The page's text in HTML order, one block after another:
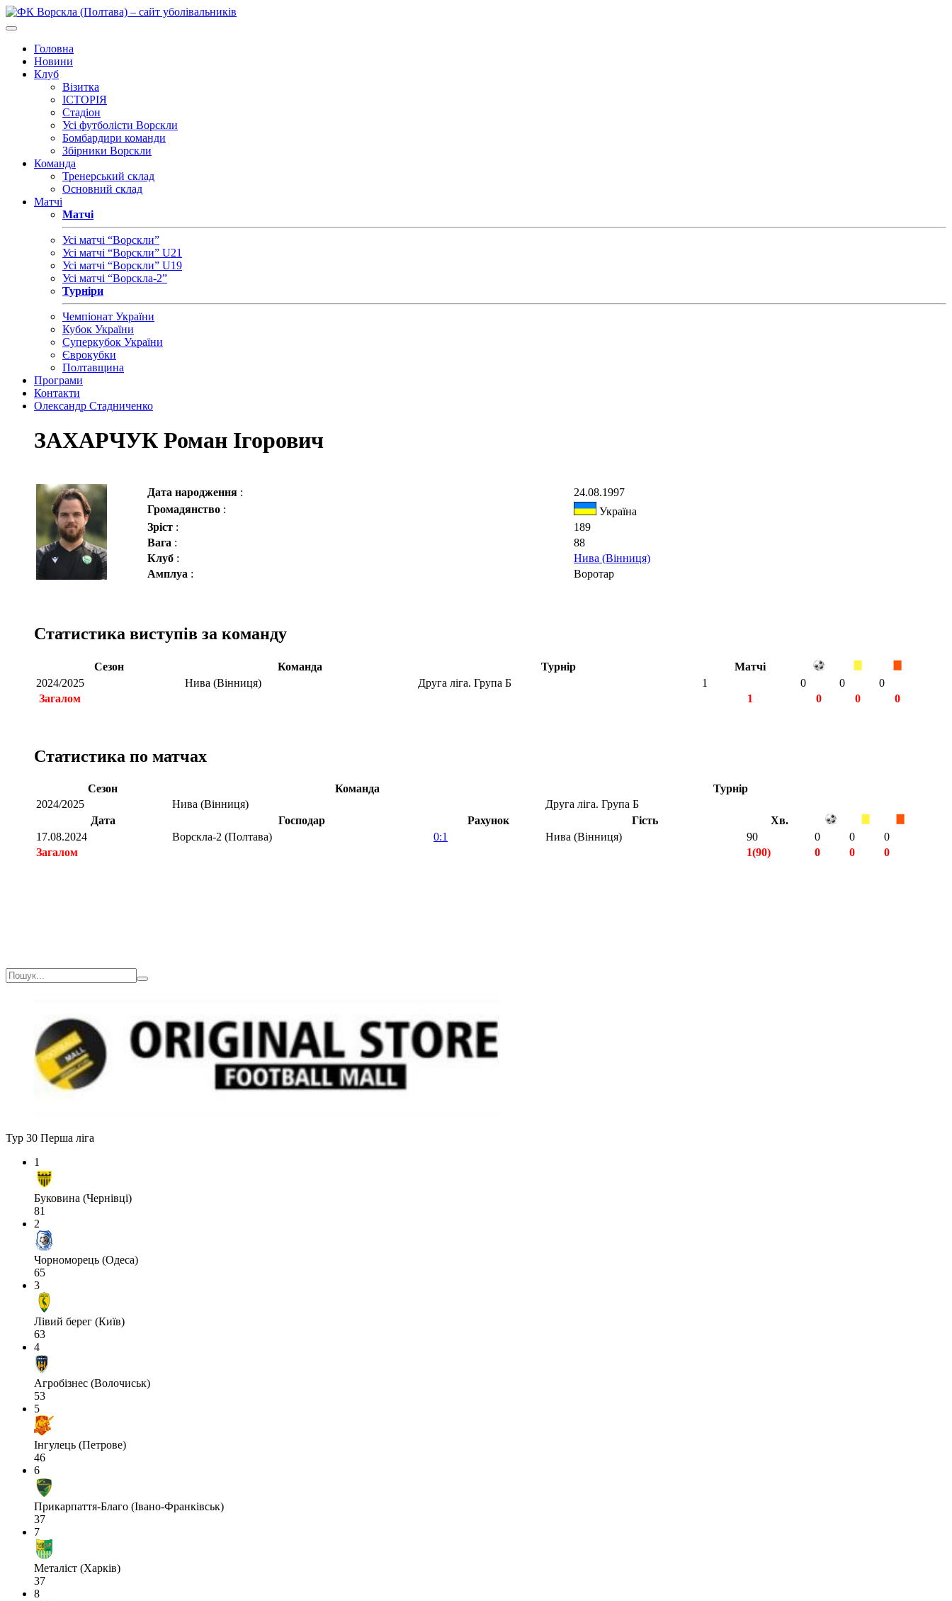
Головна
Новини
Клуб
Візитка
ІСТОРІЯ
Стадіон
Усі футболісти Ворскли
Бомбардири команди
Збірники Ворскли
Команда
Тренерський склад
Основний склад
Матчі
Матчі
Усі матчі “Ворскли”
Усі матчі “Ворскли” U21
Усі матчі “Ворскли” U19
Усі матчі “Ворскла-2”
Турніри
Чемпіонат України
Кубок України
Суперкубок України
Єврокубки
Полтавщина
Програми
Контакти
Олександр Стадниченко
ЗАХАРЧУК Роман Ігорович
Дата народження :
24.08.1997
Громадянство :
Україна
Зріст :
189
Вага :
88
Клуб :
Нива (Вінниця)
Амплуа : Воротар
Статистика виступів за команду
Сезон Команда Турнір
Матчі
2024/2025
Нива (Вінниця) Друга ліга. Група Б 1 0 0
0
Загалом
1 0 0 0
Статистика по матчах
Сезон Команда
Турнір
2024/2025
Нива (Вінниця)
Друга ліга. Група Б
Дата
Господар Рахунок Гість
Хв.
17.08.2024
Ворскла-2 (Полтава) 0:1 Нива (Вінниця) 90 0 0
0
Загалом
1(90) 0 0
0
Тур 30 Перша ліга
1
Буковина (Чернівці)
81
2
Чорноморець (Одеса)
65
3
Лівий берег (Київ)
63
4
Агробізнес (Волочиськ)
53
5
Інгулець (Петрове)
46
6
Прикарпаття-Благо (Івано-Франківськ)
37
7
Металіст (Харків)
37
8